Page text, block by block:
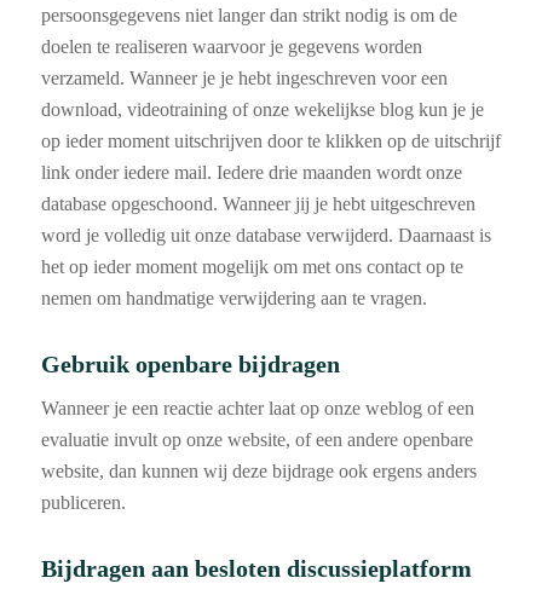
persoonsgegevens niet langer dan strikt nodig is om de
doelen te realiseren waarvoor je gegevens worden
verzameld. Wanneer je je hebt ingeschreven voor een
download, videotraining of onze wekelijkse blog kun je je
op ieder moment uitschrijven door te klikken op de uitschrijf
link onder iedere mail. Iedere drie maanden wordt onze
database opgeschoond. Wanneer jij je hebt uitgeschreven
word je volledig uit onze database verwijderd. Daarnaast is
het op ieder moment mogelijk om met ons contact op te
nemen om handmatige verwijdering aan te vragen.
Gebruik openbare bijdragen
Wanneer je een reactie achter laat op onze weblog of een
evaluatie invult op onze website, of een andere openbare
website, dan kunnen wij deze bijdrage ook ergens anders
publiceren.
Bijdragen aan besloten discussieplatform